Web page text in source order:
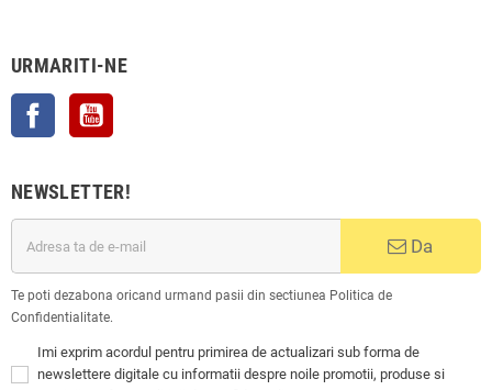
URMARITI-NE
Facebook
NEWSLETTER!
Da
Te poti dezabona oricand urmand pasii din sectiunea Politica de
Confidentialitate.
Imi exprim acordul pentru primirea de actualizari sub forma de
newslettere digitale cu informatii despre noile promotii, produse si